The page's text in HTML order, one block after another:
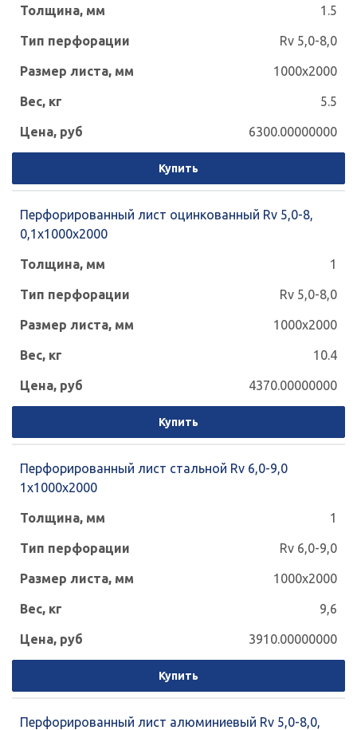
1.5
Rv 5,0-8,0
1000x2000
5.5
6300.00000000
Купить
Перфорированный лист оцинкованный Rv 5,0-8,
0,1х1000х2000
1
Rv 5,0-8,0
1000x2000
10.4
4370.00000000
Купить
Перфорированный лист стальной Rv 6,0-9,0
1x1000x2000
1
Rv 6,0-9,0
1000x2000
9,6
3910.00000000
Купить
Перфорированный лист алюминиевый Rv 5,0-8,0,